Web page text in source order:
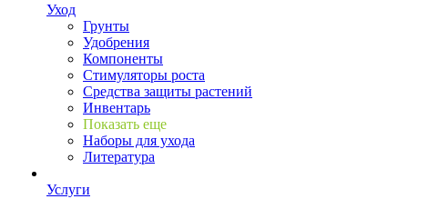
Уход
Грунты
Удобрения
Компоненты
Стимуляторы роста
Средства защиты растений
Инвентарь
Показать еще
Наборы для ухода
Литература
Услуги